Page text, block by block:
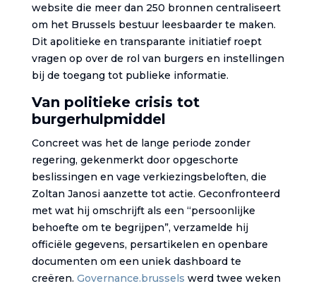
website die meer dan 250 bronnen centraliseert
om het Brussels bestuur leesbaarder te maken.
Dit apolitieke en transparante initiatief roept
vragen op over de rol van burgers en instellingen
bij de toegang tot publieke informatie.
Van politieke crisis tot
burgerhulpmiddel
Concreet was het de lange periode zonder
regering, gekenmerkt door opgeschorte
beslissingen en vage verkiezingsbeloften, die
Zoltan Janosi aanzette tot actie. Geconfronteerd
met wat hij omschrijft als een “persoonlijke
behoefte om te begrijpen”, verzamelde hij
officiële gegevens, persartikelen en openbare
documenten om een uniek dashboard te
creëren. Governance.brussels werd twee weken